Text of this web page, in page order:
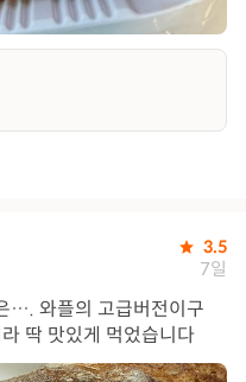
3.5
7일
…. 와플의 고급버전이구
딱 맛있게 먹었습니다